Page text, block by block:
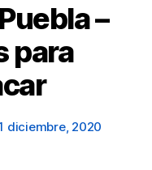
–
para
diciembre, 2020